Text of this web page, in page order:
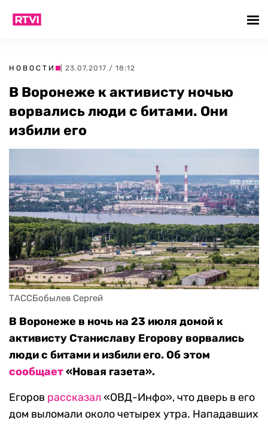
НОВОСТИ | 23.07.2017 / 18:12
В Воронеже к активисту ночью
ворвались люди с битами. Они
избили его
ТАССБобылев Сергей
В Воронеже в ночь на 23 июля домой к
активисту Станиславу Егорову ворвались
люди с битами и избили его. Об этом
сообщает«Новая газета».
Егоров рассказал «ОВД-Инфо», что дверь в его
дом выломали около четырех утра. Нападавших